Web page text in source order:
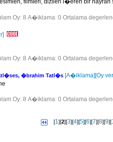
filmleri, dizileri i�eren bir hayran
Oy: 8 A�iklama: 0 Ortalama
Oy: 8 A�iklama: 0 Ortalama
�brahim Tatl�s [A�iklama][Oy
Oy: 8 A�iklama: 0 Ortalama
[1][2][3][4][5][6][7][8][9][